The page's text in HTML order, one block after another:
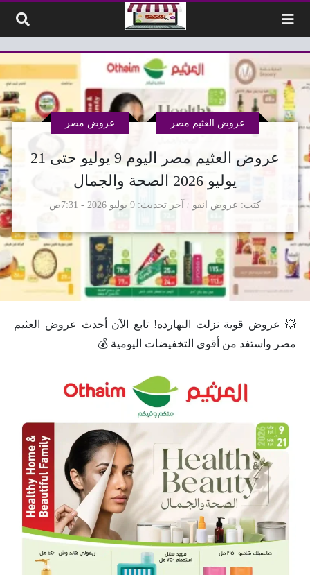
عروض العثيم مصر اليوم 9 يوليو حتى 21
يوليو 2026 الصحة والجمال
كتب عروض انفو
عروض العثيم مصر عروض مصر
آخر تحديث 9 يوليو 2026 - 7:31ص
💥 عروض قوية نزلت النهارده! تابع الآن أحدث عروض العثيم
مصر واستفد من أقوى التخفيضات اليومية 💰